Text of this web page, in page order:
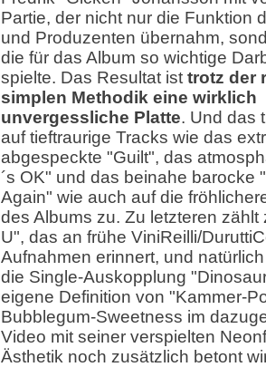
Partie, der nicht nur die Funktion
und Produzenten übernahm,
die für das Album so wichtige
spielte. Das Resultat ist trotz der
simplen Methodik eine wirklich
unvergessliche Platte. Und das
auf tieftraurige Tracks wie das
abgespeckte "Guilt", das
´s OK" und das beinahe barocke
Again" wie auch auf die
des Albums zu. Zu letzteren zählt
U", das an frühe ViniReilli/
Aufnahmen erinnert, und
die Single-Auskopplung
eigene Definition von "Kammer-
Bubblegum-Sweetness im
Video mit seiner verspielten
Ästhetik noch zusätzlich betont